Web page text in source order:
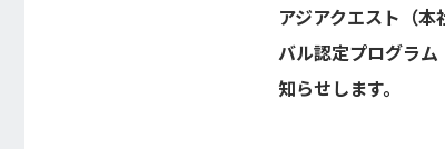
アジアクエスト（
バル認定プログラ
知らせします。